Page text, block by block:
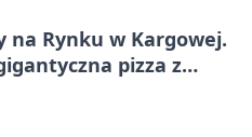
na Rynku w Kargowej.
pizza z